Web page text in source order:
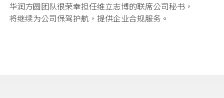
华润方圆团队很荣幸担任维立志博的联席公司秘书，
将继续为公司保驾护航，提供企业合规服务。